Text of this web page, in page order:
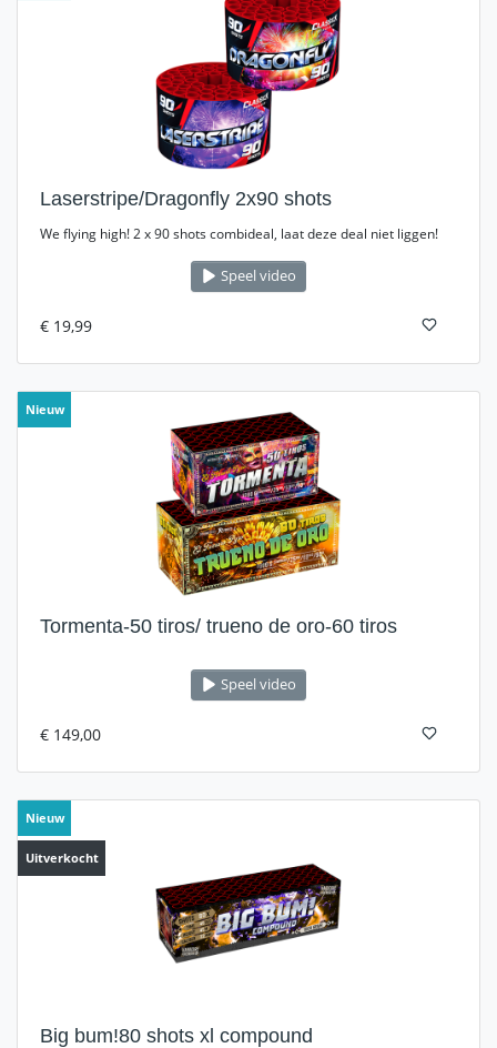
Laserstripe/Dragonfly 2x90 shots
We flying high! 2 x 90 shots combideal, laat deze deal niet liggen!
Speel video
€ 19,99
Nieuw
Tormenta-50 tiros/ trueno de oro-60 tiros
Speel video
€ 149,00
Nieuw
Uitverkocht
Big bum!80 shots xl compound